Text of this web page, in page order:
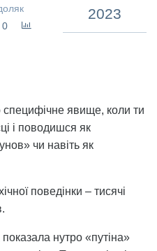
0
2023
явище, коли ти
і поводишся як
чи навіть як
поведінки – тисячі
нутро «путіна»